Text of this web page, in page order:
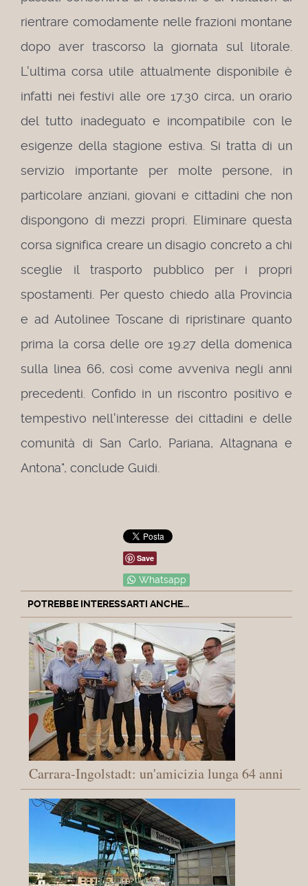
rientrare comodamente nelle frazioni montane
dopo aver trascorso la giornata sul litorale.
L'ultima corsa utile attualmente disponibile è
infatti nei festivi alle ore 17.30 circa, un orario
del tutto inadeguato e incompatibile con le
esigenze della stagione estiva. Si tratta di un
servizio importante per molte persone, in
particolare anziani, giovani e cittadini che non
dispongono di mezzi propri. Eliminare questa
corsa significa creare un disagio concreto a chi
sceglie il trasporto pubblico per i propri
spostamenti. Per questo chiedo alla Provincia
e ad Autolinee Toscane di ripristinare quanto
prima la corsa delle ore 19.27 della domenica
sulla linea 66, così come avveniva negli anni
precedenti. Confido in un riscontro positivo e
tempestivo nell'interesse dei cittadini e delle
comunità di San Carlo, Pariana, Altagnana e
Antona", conclude Guidi.
Save
Whatsapp
POTREBBE INTERESSARTI ANCHE...
Carrara-Ingolstadt: un'amicizia lunga 64 anni